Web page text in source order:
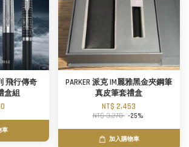
飛行傳奇
盒組
車
PARKER 派克 IM麗雅黑金夾鋼筆
真皮筆套禮盒
NT$ 2,453
NT$ 3,270 -25%
加入購物車